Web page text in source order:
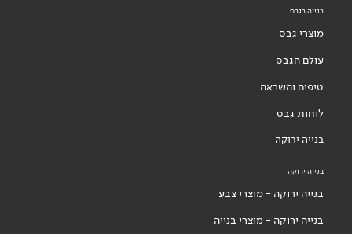
בנייה בגבס
מוצרי גבס
עולם הגבס
טיפים והשראה
לוחות גבס
בנייה ירוקה
בנייה ירוקה
בנייה ירוקה - מוצרי צבע
בנייה ירוקה - מוצרי בנייה